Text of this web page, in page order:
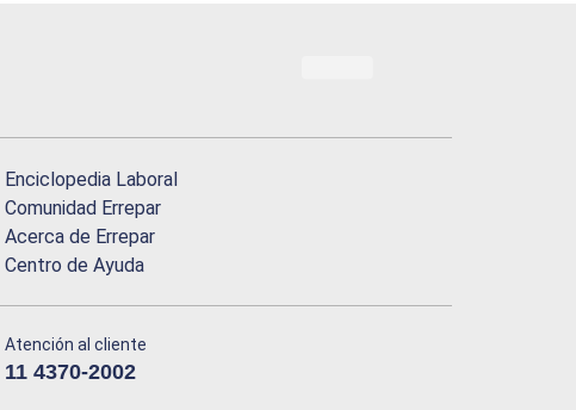
Enciclopedia Laboral
Comunidad Errepar
Acerca de Errepar
Centro de Ayuda
Atención al cliente
11 4370-2002